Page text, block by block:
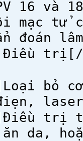
16 và
mạc tử
đoán
cơ học
tại
da,